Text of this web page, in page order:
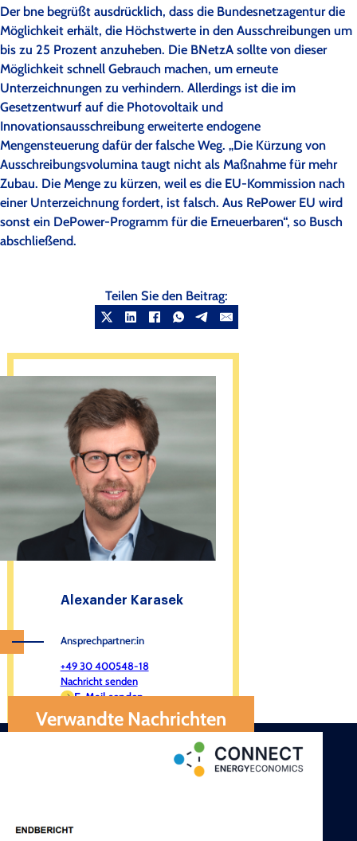
Der bne begrüßt ausdrücklich, dass die Bundesnetzagentur die
Möglichkeit erhält, die Höchstwerte in den Ausschreibungen um
bis zu 25 Prozent anzuheben. Die BNetzA sollte von dieser
Möglichkeit schnell Gebrauch machen, um erneute
Unterzeichnungen zu verhindern. Allerdings ist die im
Gesetzentwurf auf die Photovoltaik und
Innovationsausschreibung erweiterte endogene
Mengensteuerung dafür der falsche Weg. „Die Kürzung von
Ausschreibungsvolumina taugt nicht als Maßnahme für mehr
Zubau. Die Menge zu kürzen, weil es die EU-Kommission nach
einer Unterzeichnung fordert, ist falsch. Aus RePower EU wird
sonst ein DePower-Programm für die Erneuerbaren“, so Busch
abschließend.
Teilen Sie den Beitrag:
Alexander Karasek
Ansprechpartner:in
+49 30 400548-18
Nachricht senden
E-Mail senden
Verwandte Nachrichten